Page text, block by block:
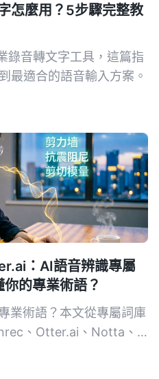
怎麼用？5步驟完整教
錄音轉文字工具，這篇指
最適合的語音輸入方案。
：AI語音辨識專屬
的專業術語？
業術語？本文從專屬詞庫
、Otter.ai、Notta、